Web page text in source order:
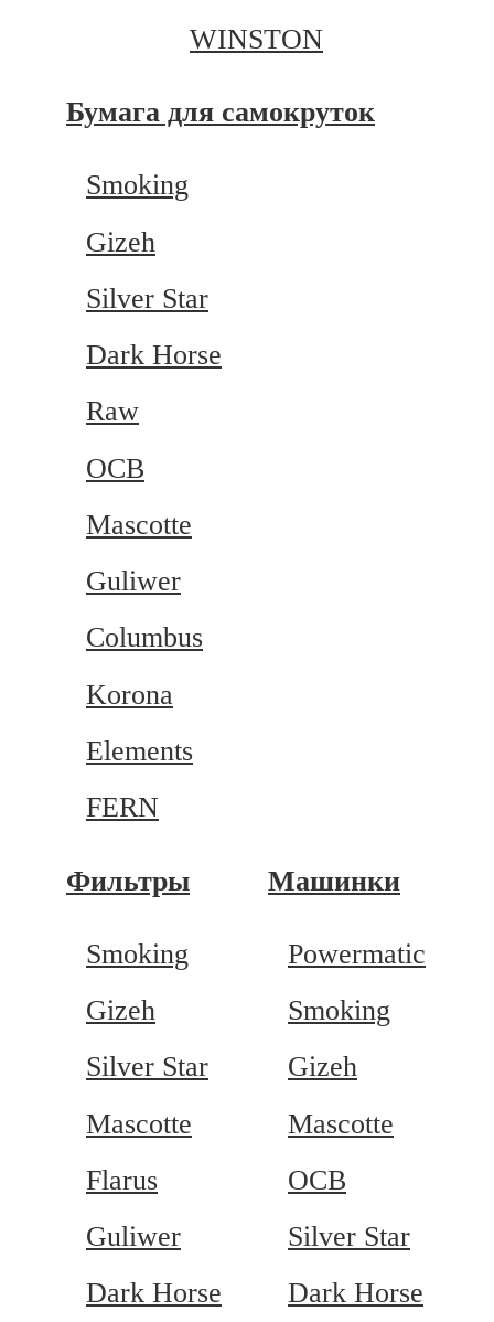
WINSTON
Бумага для самокруток
Smoking
Gizeh
Silver Star
Dark Horse
Raw
OCB
Mascotte
Guliwer
Columbus
Korona
Elements
FERN
Фильтры
Smoking
Gizeh
Silver Star
Mascotte
Flarus
Guliwer
Dark Horse
Машинки
Powermatic
Smoking
Gizeh
Mascotte
OCB
Silver Star
Dark Horse